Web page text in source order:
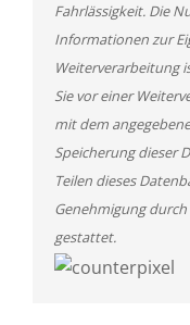
Fahrlässigkeit. Die
Informationen zur
Weiterverarbeitung
Sie vor einer
mit dem
Speicherung dieser
Teilen dieses
Genehmigung
gestattet.